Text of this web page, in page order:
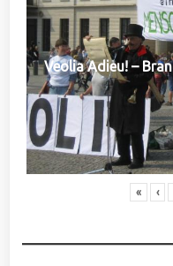
Veolia Adieu! –
« ‹